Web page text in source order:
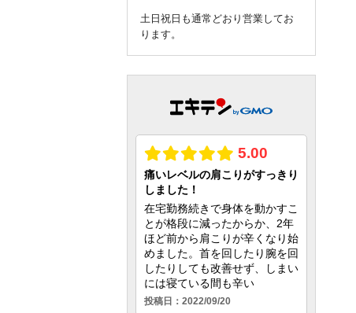
土日祝日も通常どおり営業してお
ります。
query_builder2026年6月04日
6月は火曜日の2、9、16、23、30日
がお休みです。
土日祝日も通常どおり営業してお
ります。
query_builder2026年5月01日
5月は火曜日の5、12、19、26日が
お休みです。
土日祝日も通常どおり営業してお
ります。